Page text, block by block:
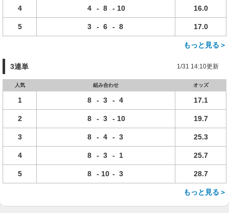
4 4 - 8 - 10 16.0
5 3 - 6 - 8 17.0
もっと見る＞
3連単 1/31 14:10更新
人気 組み合わせ オッズ
1 8 - 3 - 4 17.1
2 8 - 3 - 10 19.7
3 8 - 4 - 3 25.3
4 8 - 3 - 1 25.7
5 8 - 10 - 3 28.7
もっと見る＞